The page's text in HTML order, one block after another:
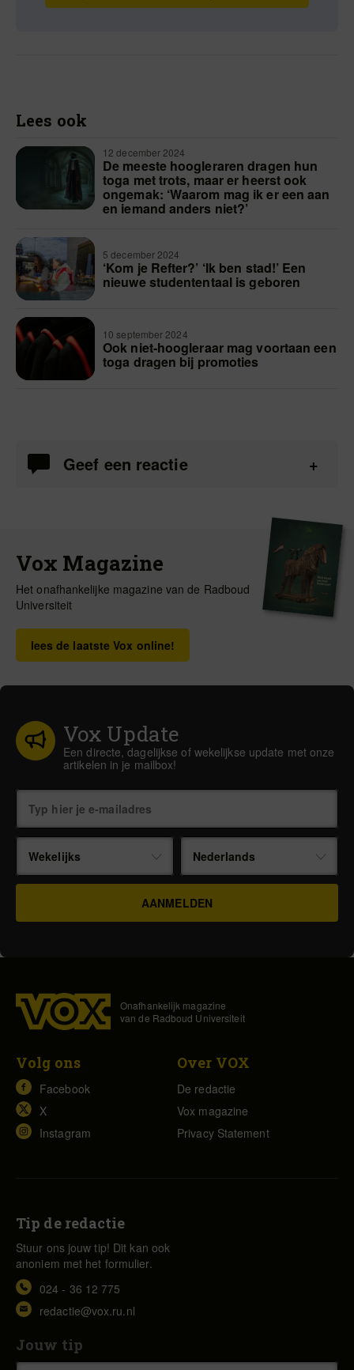
Lees ook
12 december 2024
De meeste hoogleraren dragen hun
toga met trots, maar er heerst ook
ongemak: ‘Waarom mag ik er een aan
en iemand anders niet?’
5 december 2024
‘Kom je Refter?’ ‘Ik ben stad!’ Een
nieuwe studententaal is geboren
10 september 2024
Ook niet-hoogleraar mag voortaan een
toga dragen bij promoties
Geef een reactie
Vox Magazine
Het onafhankelijke magazine van de Radboud
Universiteit
lees de laatste Vox online!
Vox Update
Een directe, dagelijkse of wekelijkse update met onze
artikelen in je mailbox!
Wekelijks Nederlands
Onafhankelijk magazine
van de Radboud Universiteit
Volg ons
Facebook
X
Instagram
Over VOX
De redactie
Vox magazine
Privacy Statement
Tip de redactie
Stuur ons jouw tip! Dit kan ook
anoniem met het formulier.
024 - 36 12 775
redactie@vox.ru.nl
Jouw tip